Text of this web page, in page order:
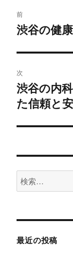
稿
ビ
ゲ
ー
シ
ン
前
前
投
稿:
渋谷の健
次
次
の
稿:
渋谷の内
た信頼と
検
索:
最近の投稿